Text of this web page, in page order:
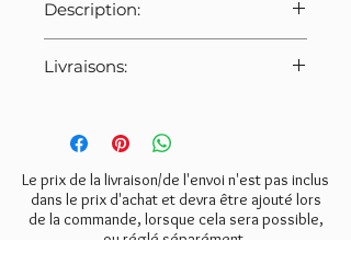
Description:
en porcelaine de Limoges,
- 1 plat de service
- 1 cuillère de service
Très bon état général, pas de
Livraisons:
Merci de bien veiller à
sélectionner le tarif indiqué ci-
dessous lors de la commande.
- Mondial Relay:6€
- Colissimo:8€
- Retrait gratuit à l'atelier
Le prix de la livraison/de l'envoi n'est pas inclus
dans le prix d'achat et devra être ajouté lors
de la commande, lorsque cela sera possible,
ou réglé séparément.